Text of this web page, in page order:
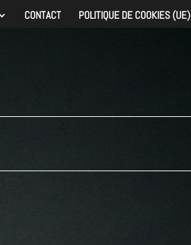
CONTACT POLITIQUE DE COOKIES (UE)